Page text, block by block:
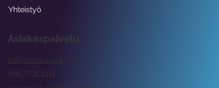
Asiakaspalvelu
tuki@rockway.fi
045 7731 1111
Yhteistyö